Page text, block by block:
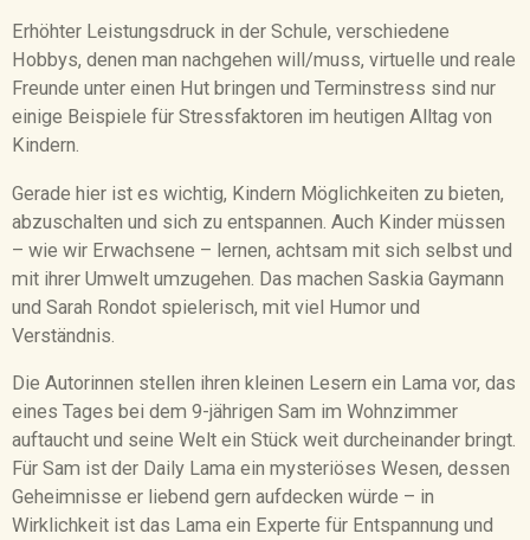
Erhöhter Leistungsdruck in der Schule, verschiedene
Hobbys, denen man nachgehen will/muss, virtuelle und reale
Freunde unter einen Hut bringen und Terminstress sind nur
einige Beispiele für Stressfaktoren im heutigen Alltag von
Kindern.
Gerade hier ist es wichtig, Kindern Möglichkeiten zu bieten,
abzuschalten und sich zu entspannen. Auch Kinder müssen
– wie wir Erwachsene – lernen, achtsam mit sich selbst und
mit ihrer Umwelt umzugehen. Das machen Saskia Gaymann
und Sarah Rondot spielerisch, mit viel Humor und
Verständnis.
Die Autorinnen stellen ihren kleinen Lesern ein Lama vor, das
eines Tages bei dem 9-jährigen Sam im Wohnzimmer
auftaucht und seine Welt ein Stück weit durcheinander bringt.
Für Sam ist der Daily Lama ein mysteriöses Wesen, dessen
Geheimnisse er liebend gern aufdecken würde – in
Wirklichkeit ist das Lama ein Experte für Entspannung und